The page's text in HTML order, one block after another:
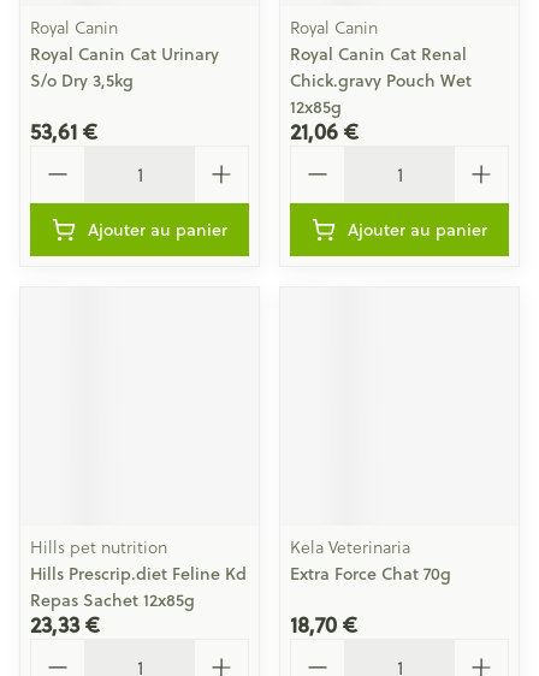
Royal Canin
Royal Canin Cat Urinary
S/o Dry 3,5kg
53,61 €
Ajouter au panier
Royal Canin
Royal Canin Cat Renal
Chick.gravy Pouch Wet
12x85g
21,06 €
Ajouter au panier
Hills pet nutrition
Hills Prescrip.diet Feline Kd
Repas Sachet 12x85g
23,33 €
Kela Veterinaria
Extra Force Chat 70g
18,70 €